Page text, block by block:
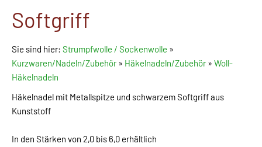
Softgriff
Sie sind hier: Strumpfwolle / Sockenwolle »
Kurzwaren/Nadeln/Zubehör» Häkelnadeln/Zubehör» Woll-
Häkelnadeln
Häkelnadel mit Metallspitze und schwarzem Softgriff aus
Kunststoff
In den Stärken von 2,0 bis 6,0 erhältlich